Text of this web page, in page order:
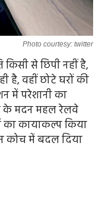
Photo courtesy: twitter
से छिपी नहीं है,
है, वहीं छोटे घरों की
में परेशानी का
के मदन महल रेलवे
का कायाकल्प किया
कोच में बदल दिया